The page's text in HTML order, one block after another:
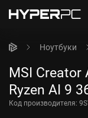
Ноутбуки
MSI Creator
Ryzen AI 9
Код производителя: